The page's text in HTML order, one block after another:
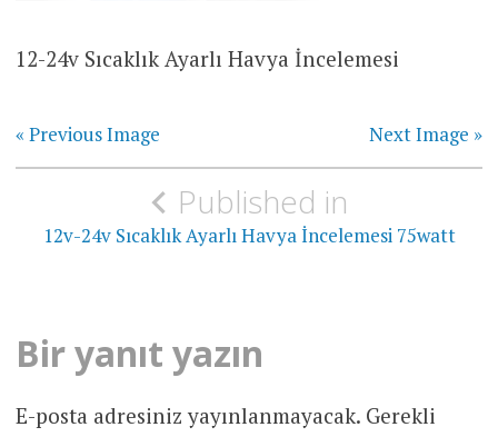
12-24v Sıcaklık Ayarlı Havya İncelemesi
« Previous Image Next Image »
Yazı
gezinmesiPublished in
12v-24v Sıcaklık Ayarlı Havya İncelemesi 75watt
Bir yanıt yazın
E-posta adresiniz yayınlanmayacak. Gerekli